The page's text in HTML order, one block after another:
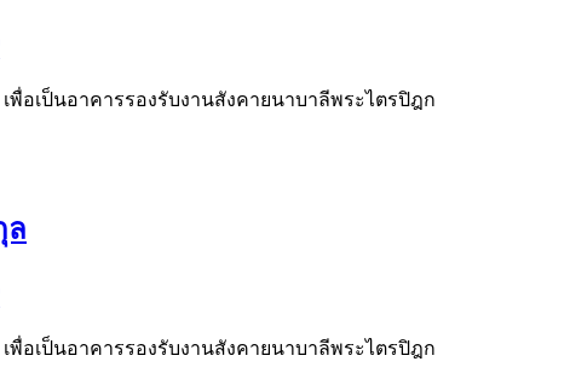
พื่อเป็นอาคารรองรับงานสังคายนาบาลีพระไตรปิฎก
ล
พื่อเป็นอาคารรองรับงานสังคายนาบาลีพระไตรปิฎก